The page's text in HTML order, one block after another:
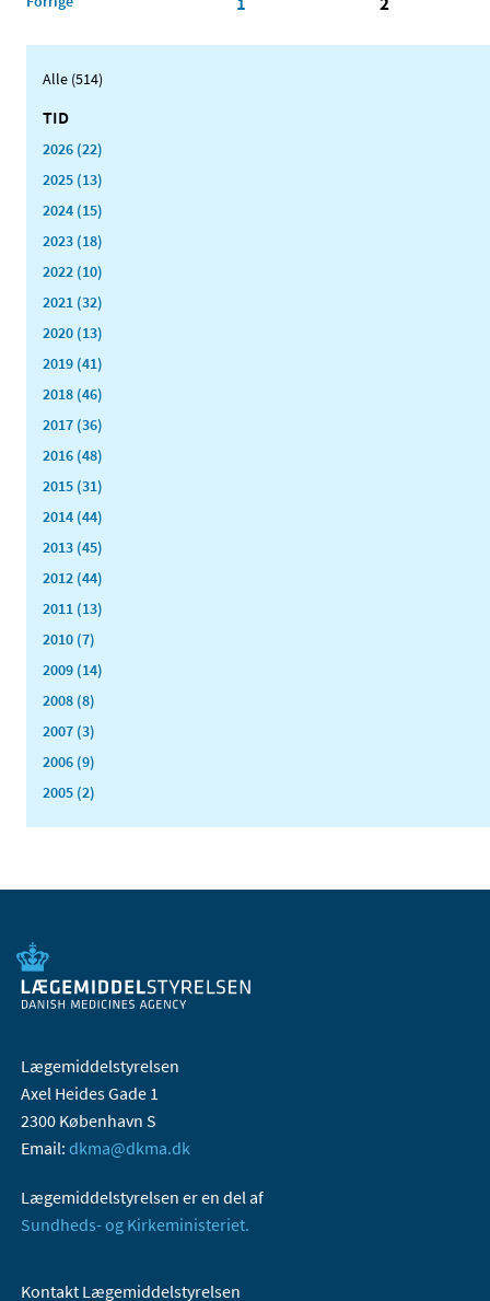
Alle (514)
TID
2026 (22)
2025 (13)
2024 (15)
2023 (18)
2022 (10)
2021 (32)
2020 (13)
2019 (41)
2018 (46)
2017 (36)
2016 (48)
2015 (31)
2014 (44)
2013 (45)
2012 (44)
2011 (13)
2010 (7)
2009 (14)
2008 (8)
2007 (3)
2006 (9)
2005 (2)
Lægemiddelstyrelsen
Axel Heides Gade 1
2300 København S
Email: dkma@dkma.dk
Lægemiddelstyrelsen er en del af
Sundheds- og Kirkeministeriet.
Kontakt Lægemiddelstyrelsen